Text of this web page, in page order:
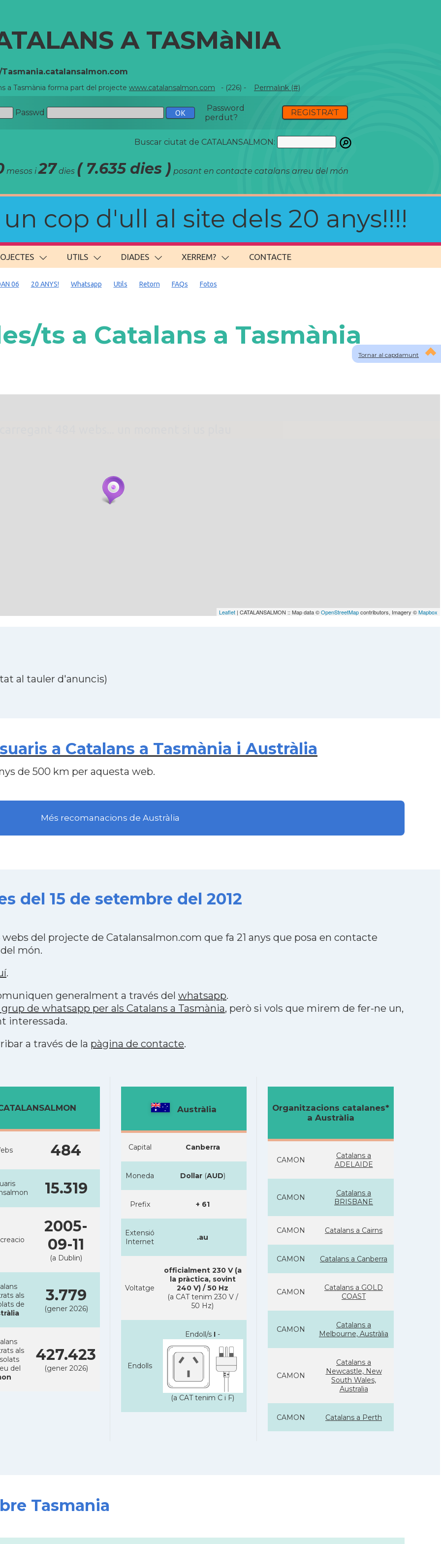
A TASMàNIA
a Tasmània forma part del projecte www.catalansalmon.com - (226) - Permalink (#)
Passwd
Password
perdut?
REGISTRA'T
Buscar ciutat de CATALANSALMON:
mesos i27 dies ( 7.635 dies ) posant en contacte catalans arreu del món
cop d'ull al site dels 20 anys!!!!
UTILS DIADES XERREM? CONTACTE
Tornar al capdamunt
06 20 ANYS! Whatsapp Utils Retorn FAQs Fotos
ts a Catalans a Tasmània
Leaflet | CATALANSALMON :: Map data ©OpenStreetMapcontributors, Imagery ©Mapbox
al tauler d'anuncis)
a Catalans a Tasmània i Austràlia
de 500 km per aquesta web.
Més recomanacions de Austràlia
del 15 de setembre del 2012
del projecte de Catalansalmon.com que fa 21 anys que posa en contacte
món.
.
generalment a través del whatsapp.
de whatsapp per als Catalans a Tasmània, però si vols que mirem de fer-ne un,
interessada.
a través de la pàgina de contacte.
484
15.319
2005-
09-11
(a Dublin)
als
de
3.779
(gener 2026)
als
del
427.423
(gener 2026)
Austràlia
Capital Canberra
Moneda Dollar(AUD)
Prefix + 61
Extensió
Internet
.au
Voltatge
officialment 230 V (a
la pràctica, sovint
240 V) / 50 Hz
(a CAT tenim 230 V /
50 Hz)
Endolls
Endoll/s I -
(a CAT tenim C i F)
Organitzacions catalanes*
a Austràlia
CAMON
Catalans a
ADELAIDE
CAMON
Catalans a
BRISBANE
CAMON Catalans a Cairns
CAMON Catalans a Canberra
CAMON
Catalans a GOLD
COAST
CAMON
Catalans a
Melbourne, Austràlia
CAMON
Catalans a
Newcastle, New
South Wales,
Australia
CAMON Catalans a Perth
Casal Català de Nova
Tasmania